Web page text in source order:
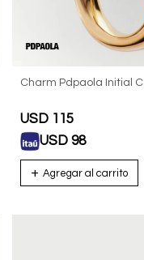
Charm Pdpaola Initial C
USD 115
USD 98